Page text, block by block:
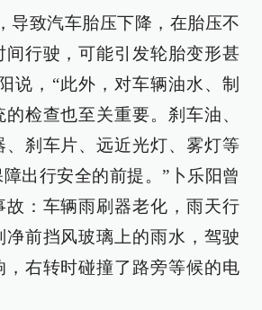
导致汽车胎压下降，在胎压不
间行驶，可能引发轮胎变形甚
说，“此外，对车辆油水、制
检查也至关重要。刹车油、
、刹车片、远近光灯、雾灯等
出行安全的前提。”卜乐阳曾
故：车辆雨刷器老化，雨天行
净前挡风玻璃上的雨水，驾驶
，右转时碰撞了路旁等候的电